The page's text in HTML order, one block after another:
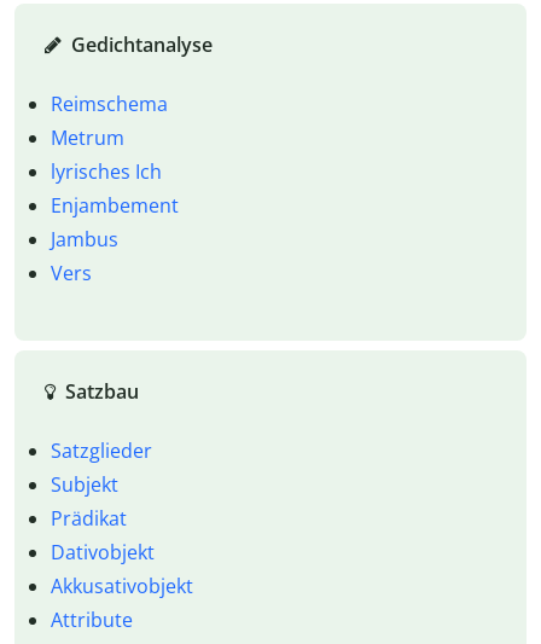
Gedichtanalyse
Reimschema
Metrum
lyrisches Ich
Enjambement
Jambus
Vers
Satzbau
Satzglieder
Subjekt
Prädikat
Dativobjekt
Akkusativobjekt
Attribute